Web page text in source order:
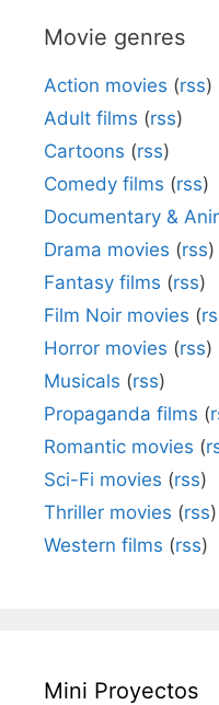
Movie genres
Action movies (rss)
Adult films (rss)
Cartoons (rss)
Comedy films (rss)
Documentary &
Drama movies (rss)
Fantasy films (rss)
Film Noir movies (
Horror movies (rss)
Musicals (rss)
Propaganda films (
Romantic movies (
Sci-Fi movies (rss)
Thriller movies (rss)
Western films (rss)
Mini Proyectos